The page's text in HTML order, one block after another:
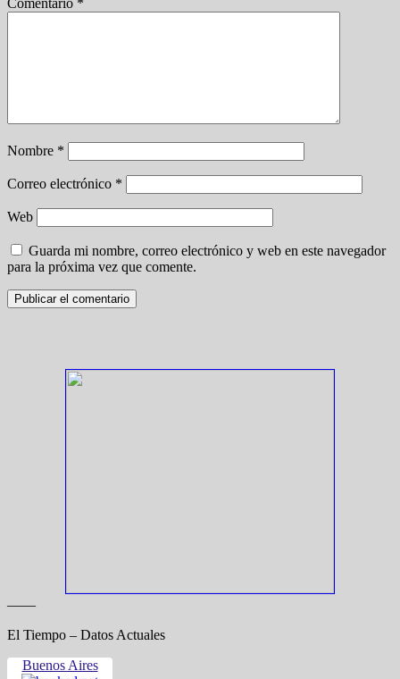
Nombre *
Correo electrónico *
Web
Guarda mi nombre, correo electrónico y web en este navegador
para la próxima vez que comente.
——
El Tiempo – Datos Actuales
Buenos Aires